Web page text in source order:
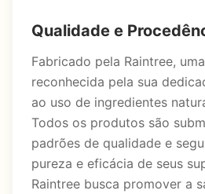
Qualidade e
Fabricado pela Raintree,
reconhecida pela sua
ao uso de ingredientes
Todos os produtos são
padrões de qualidade e
pureza e eficácia de seus
Raintree busca promover a